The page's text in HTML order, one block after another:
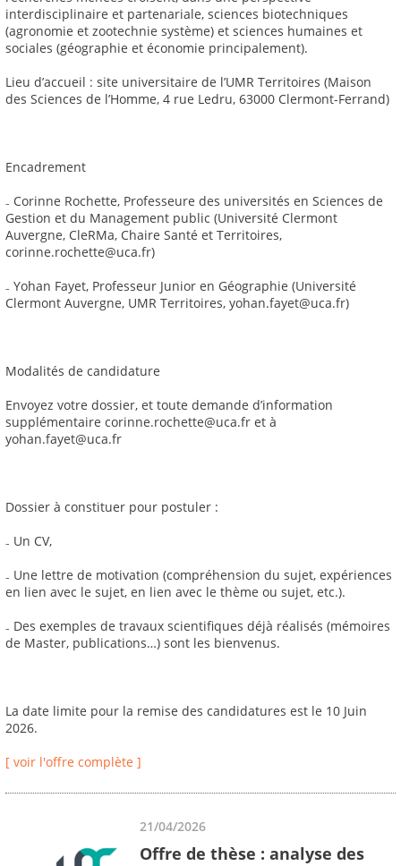
interdisciplinaire et partenariale, sciences biotechniques
(agronomie et zootechnie système) et sciences humaines et
sociales (géographie et économie principalement).
Lieu d’accueil : site universitaire de l’UMR Territoires (Maison
des Sciences de l’Homme, 4 rue Ledru, 63000 Clermont-Ferrand)
Encadrement
₋ Corinne Rochette, Professeure des universités en Sciences de
Gestion et du Management public (Université Clermont
Auvergne, CleRMa, Chaire Santé et Territoires,
corinne.rochette@uca.fr)
₋ Yohan Fayet, Professeur Junior en Géographie (Université
Clermont Auvergne, UMR Territoires, yohan.fayet@uca.fr)
Modalités de candidature
Envoyez votre dossier, et toute demande d’information
supplémentaire corinne.rochette@uca.fr et à
yohan.fayet@uca.fr
Dossier à constituer pour postuler :
₋ Un CV,
₋ Une lettre de motivation (compréhension du sujet, expériences
en lien avec le sujet, en lien avec le thème ou sujet, etc.).
₋ Des exemples de travaux scientifiques déjà réalisés (mémoires
de Master, publications…) sont les bienvenus.
La date limite pour la remise des candidatures est le 10 Juin
2026.
[ voir l'offre complète ]
21/04/2026
Offre de thèse : analyse des